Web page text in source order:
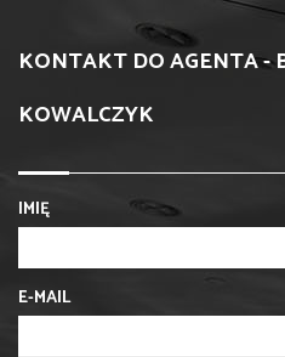
KONTAKT DO AGENTA -
KOWALCZYK
IMIĘ
E-MAIL